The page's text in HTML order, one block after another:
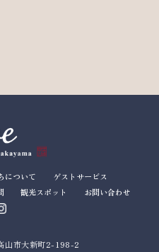
について
ゲストサービス
観光スポット お問い合わせ
山市大新町2-198-2